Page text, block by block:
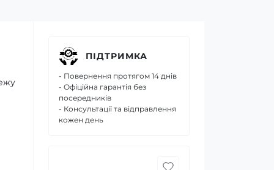
ПІДТРИМКА
- Повернення протягом 14 днів
- Офіційна гарантія без
посередників
- Консультації та відправлення
кожен день